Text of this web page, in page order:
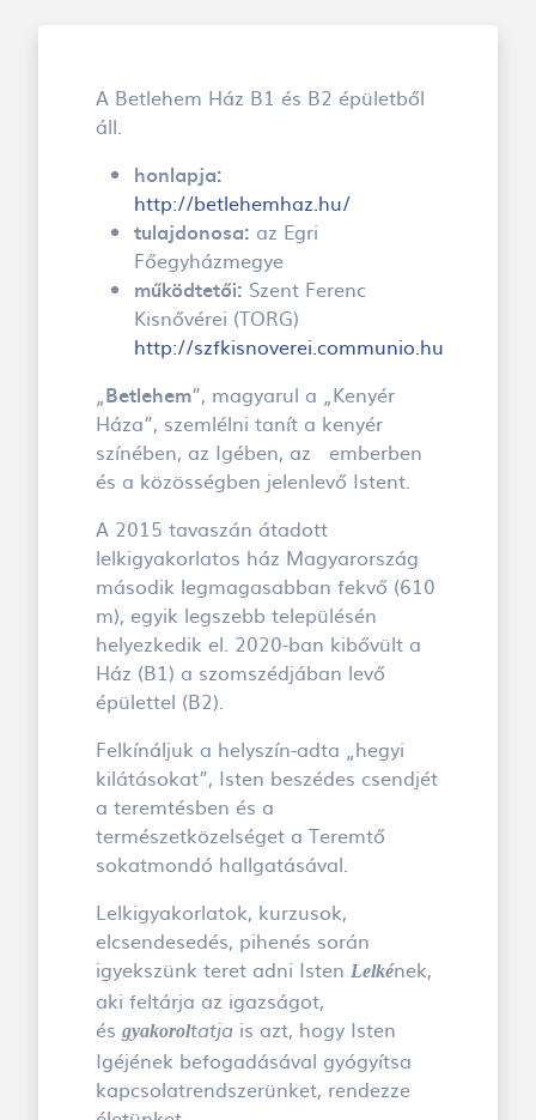
A Betlehem Ház B1 és B2 épületből
áll.
honlapja:
http://betlehemhaz.hu/
tulajdonosa: az Egri
Főegyházmegye
működtetői: Szent Ferenc
Kisnővérei (TORG)
http://szfkisnoverei.communio.hu
„Betlehem”, magyarul a „Kenyér
Háza”, szemlélni tanít a kenyér
színében, az Igében, az emberben
és a közösségben jelenlevő Istent.
A 2015 tavaszán átadott
lelkigyakorlatos ház Magyarország
második legmagasabban fekvő (610
m), egyik legszebb településén
helyezkedik el. 2020-ban kibővült a
Ház (B1) a szomszédjában levő
épülettel (B2).
Felkínáljuk a helyszín-adta „hegyi
kilátásokat”, Isten beszédes csendjét
a teremtésben és a
természetközelséget a Teremtő
sokatmondó hallgatásával.
Lelkigyakorlatok, kurzusok,
elcsendesedés, pihenés során
igyekszünk teret adni Isten Lelkének,
aki feltárja az igazságot,
és gyakoroltatja is azt, hogy Isten
Igéjének befogadásával gyógyítsa
kapcsolatrendszerünket, rendezze